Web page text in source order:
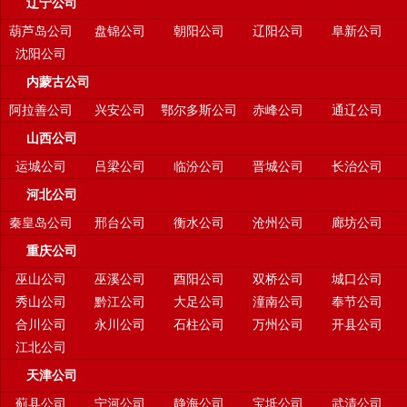
辽宁公司
葫芦岛公司 盘锦公司 朝阳公司 辽阳公司
阜新公司
沈阳公司
内蒙古公司
阿拉善公司 兴安公司 鄂尔多斯公司 赤峰公司 通辽公司
山西公司
运城公司 吕梁公司 临汾公司 晋城公司 长治公司
河北公司
秦皇岛公司 邢台公司 衡水公司 沧州公司 廊坊公司
重庆公司
巫山公司 巫溪公司 酉阳公司 双桥公司
城口公司
秀山公司
黔江公司 大足公司 潼南公司
奉节公司
合川公司
永川公司 石柱公司 万州公司
开县公司
江北公司
天津公司
蓟县公司 宁河公司 静海公司 宝坻公司 武清公司